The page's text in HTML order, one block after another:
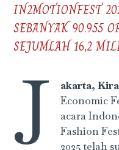
IN2MOTIONFEST
SEBANYAK 90.955
SEJUMLAH 16,2
J akarta,
Economic
acara
Fashion
2025 telah